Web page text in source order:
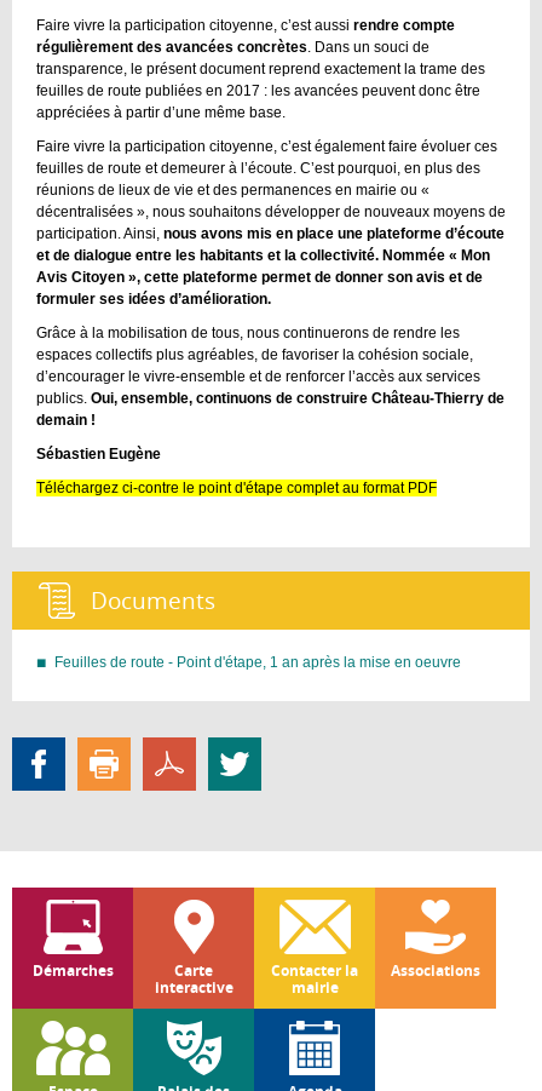
Faire vivre la participation citoyenne, c’est aussi rendre compte
régulièrement des avancées concrètes . Dans un souci de
transparence, le présent document reprend exactement la trame des
feuilles de route publiées en 2017 : les avancées peuvent donc être
appréciées à partir d’une même base.
Faire vivre la participation citoyenne, c’est également faire évoluer ces
feuilles de route et demeurer à l’écoute. C’est pourquoi, en plus des
réunions de lieux de vie et des permanences en mairie ou «
décentralisées », nous souhaitons développer de nouveaux moyens de
participation. Ainsi, nous avons mis en place une plateforme d’écoute
et de dialogue entre les habitants et la collectivité. Nommée « Mon
Avis Citoyen », cette plateforme permet de donner son avis et de
formuler ses idées d’amélioration.
Grâce à la mobilisation de tous, nous continuerons de rendre les
espaces collectifs plus agréables, de favoriser la cohésion sociale,
d’encourager le vivre-ensemble et de renforcer l’accès aux services
publics. Oui, ensemble, continuons de construire Château-Thierry de
demain !
Sébastien Eugène
Téléchargez ci-contre le point d'étape complet au format PDF
Documents :
Feuilles de route - Point d'étape, 1 an après la mise en oeuvre
Démarches
Carte
interactive
Contacter la
mairie
Associations